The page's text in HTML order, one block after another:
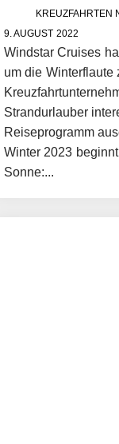
KREUZFAHRTEN
9. AUGUST 2022
Windstar Cruises
um die Winterflaute
Strandurlauber
Reiseprogramm
Winter 2023
Sonne:...